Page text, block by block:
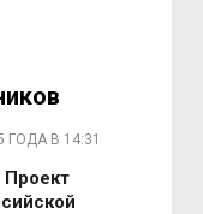
ГОДА В 14:31
Проект